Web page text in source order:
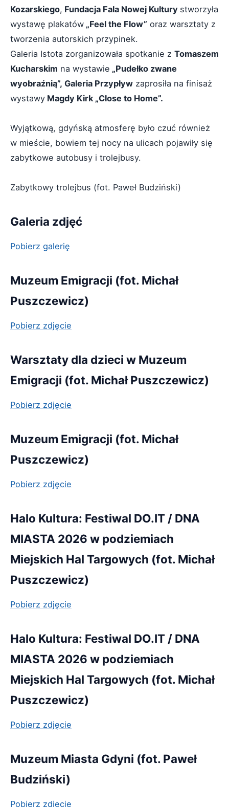
Kozarskiego, Fundacja Fala Nowej Kultury stworzyła
wystawę plakatów „Feel the Flow” oraz warsztaty z
tworzenia autorskich przypinek.
Galeria Istota zorganizowała spotkanie z Tomaszem
Kucharskim na wystawie „Pudełko zwane
wyobraźnią”, Galeria Przypływ zaprosiła na finisaż
wystawy Magdy Kirk „Close to Home”.
Wyjątkową, gdyńską atmosferę było czuć również
w mieście, bowiem tej nocy na ulicach pojawiły się
zabytkowe autobusy i trolejbusy.
Zabytkowy trolejbus (fot. Paweł Budziński)
Galeria zdjęć
Pobierz galerię
Muzeum Emigracji (fot. Michał
Puszczewicz)
Pobierz zdjęcie
Warsztaty dla dzieci w Muzeum
Emigracji (fot. Michał Puszczewicz)
Pobierz zdjęcie
Muzeum Emigracji (fot. Michał
Puszczewicz)
Pobierz zdjęcie
Halo Kultura: Festiwal DO.IT / DNA
MIASTA 2026 w podziemiach
Miejskich Hal Targowych (fot. Michał
Puszczewicz)
Pobierz zdjęcie
Halo Kultura: Festiwal DO.IT / DNA
MIASTA 2026 w podziemiach
Miejskich Hal Targowych (fot. Michał
Puszczewicz)
Pobierz zdjęcie
Muzeum Miasta Gdyni (fot. Paweł
Budziński)
Pobierz zdjęcie